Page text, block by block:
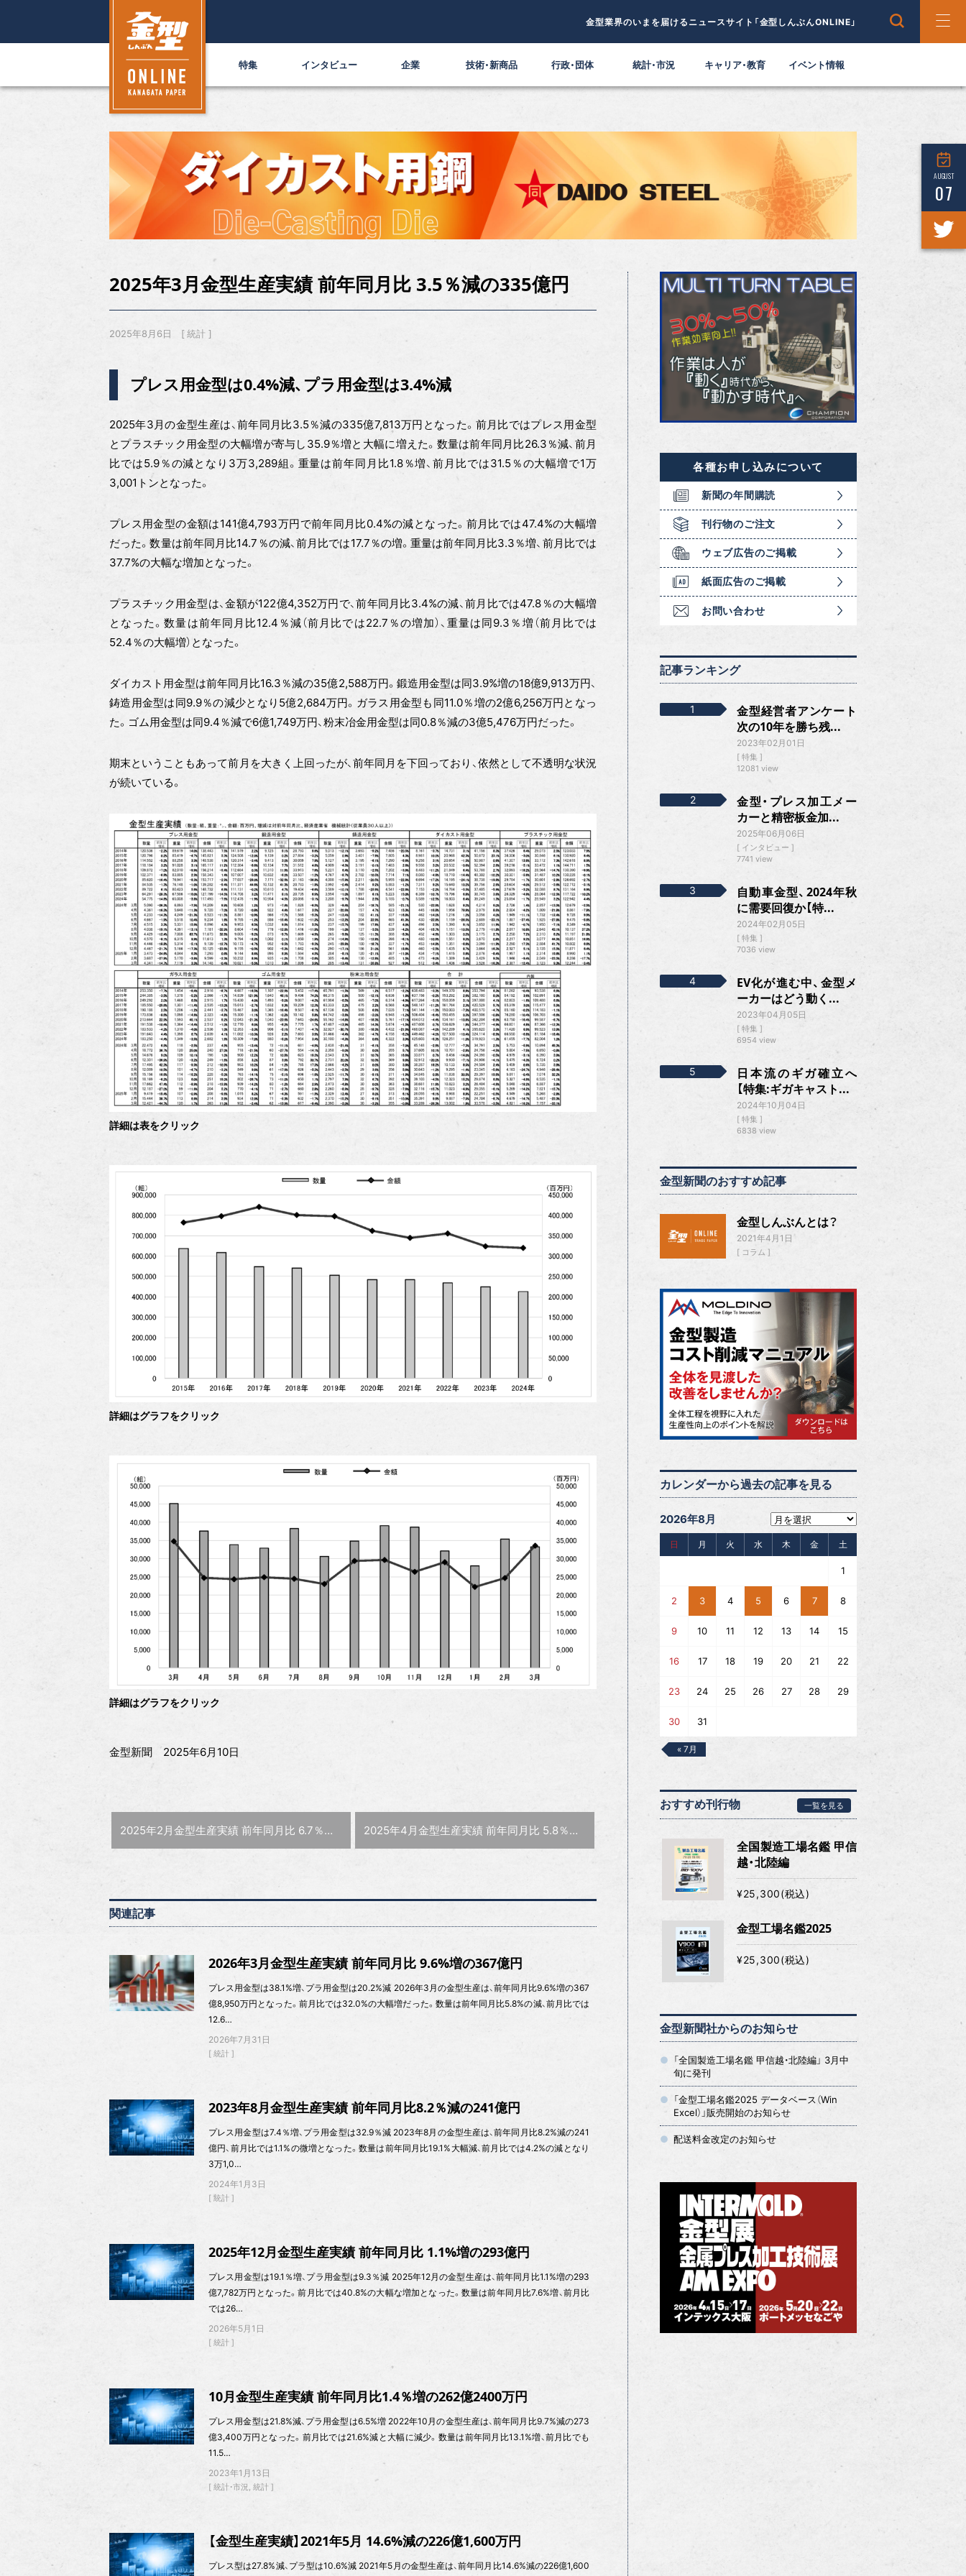
金型業界のいまを届けるニュースサイト「金型しんぶんONLINE」
特集 インタビュー 企業 技術・新商品 行政・団体 統計・市況 キャリア・教育 イベント情報
AUGUST
07
2025年3月金型生産実績 前年同月比 3.5％減の335億円
2025年8月6日 統計
プレス用金型は0.4%減、プラ用金型は3.4%減
2025年3月の金型生産は、前年同月比3.5％減の335億7,813万円となった。前月比ではプレス用金型
とプラスチック用金型の大幅増が寄与し35.9％増と大幅に増えた。数量は前年同月比26.3％減、前月
比では5.9％の減となり3万3,289組。重量は前年同月比1.8％増、前月比では31.5％の大幅増で1万
3,001トンとなった。
プレス用金型の金額は141億4,793万円で前年同月比0.4%の減となった。前月比では47.4%の大幅増
だった。数量は前年同月比14.7％の減、前月比では17.7％の増。重量は前年同月比3.3％増、前月比では
37.7%の大幅な増加となった。
プラスチック用金型は、金額が122億4,352万円で、前年同月比3.4%の減、前月比では47.8％の大幅増
となった。数量は前年同月比12.4％減（前月比では22.7％の増加）、重量は同9.3％増（前月比では
52.4％の大幅増）となった。
ダイカスト用金型は前年同月比16.3％減の35億2,588万円。鍛造用金型は同3.9%増の18億9,913万円、
鋳造用金型は同9.9％の減少となり5億2,684万円。ガラス用金型も同11.0％増の2億6,256万円となっ
た。ゴム用金型は同9.4％減で6億1,749万円、粉末冶金用金型は同0.8％減の3億5,476万円だった。
期末ということもあって前月を大きく上回ったが、前年同月を下回っており、依然として不透明な状況
が続いている。
詳細は表をクリック
詳細はグラフをクリック
詳細はグラフをクリック
金型新聞 2025年6月10日
前の記事 :
2025年2月金型生産実績 前年同月比 6.7％減の247億円 次の記事 :
2025年4月金型生産実績 前年同月比 5.8％減の233億円
関連記事
2026年3月金型生産実績 前年同月比 9.6%増の367億円
プレス用金型は38.1%増、プラ用金型は20.2%減 2026年3月の金型生産は、前年同月比9.6%増の367
億8,950万円となった。前月比では32.0%の大幅増だった。数量は前年同月比5.8%の減、前月比では
12.6…
2026年7月31日
統計
2023年8月金型生産実績 前年同月比8.2％減の241億円
プレス用金型は7.4％増、プラ用金型は32.9％減 2023年8月の金型生産は、前年同月比8.2%減の241
億円、前月比では1.1%の微増となった。数量は前年同月比19.1%大幅減、前月比では4.2%の減となり
3万1,0…
2024年1月3日
統計
2025年12月金型生産実績 前年同月比 1.1%増の293億円
プレス用金型は19.1％増、プラ用金型は9.3％減 2025年12月の金型生産は、前年同月比1.1%増の293
億7,782万円となった。前月比では40.8%の大幅な増加となった。数量は前年同月比7.6%増、前月比
では26…
2026年5月1日
統計
10月金型生産実績 前年同月比1.4％増の262億2400万円
プレス用金型は21.8%減、プラ用金型は6.5%増 2022年10月の金型生産は、前年同月比9.7%減の273
億3,400万円となった。前月比では21.6%減と大幅に減少。数量は前年同月比13.1%増、前月比でも
11.5…
2023年1月13日
統計・市況 統計
【金型生産実績】2021年5月 14.6%減の226億1,600万円
プレス型は27.8%減、プラ型は10.6%減 2021年5月の金型生産は、前年同月比14.6%減の226億1,600
各種お申し込みについて
新聞の年間購読
刊行物のご注文
ウェブ広告のご掲載
紙面広告のご掲載
お問い合わせ
記事ランキング
金型経営者アンケート
次の10年を勝ち残...
2023年02月01日
特集
12081 view
金型・プレス加工メー
カーと精密板金加...
2025年06月06日
インタビュー
7741 view
自動車金型、2024年秋
に需要回復か【特...
2024年02月05日
特集
7036 view
EV化が進む中、金型メ
ーカーはどう動く...
2023年04月05日
特集
6954 view
日本流のギガ確立へ
【特集:ギガキャスト...
2024年10月04日
特集
6838 view
金型新聞のおすすめ記事
金型しんぶんとは？
2021年4月1日
コラム
カレンダーから過去の記事を見る
2026年8月
日 月 火 水 木 金 土
1
2 3 4 5 6 7 8
9 10 11 12 13 14 15
16 17 18 19 20 21 22
23 24 25 26 27 28 29
30 31
« 7月
おすすめ刊行物 一覧を見る
全国製造工場名鑑 甲信
越・北陸編
¥25,300(税込)
金型工場名鑑2025
¥25,300(税込)
金型新聞社からのお知らせ
「全国製造工場名鑑 甲信越・北陸編」 3月中
旬に発刊
「金型工場名鑑2025 データベース（Win
Excel）」販売開始のお知らせ
配送料金改定のお知らせ